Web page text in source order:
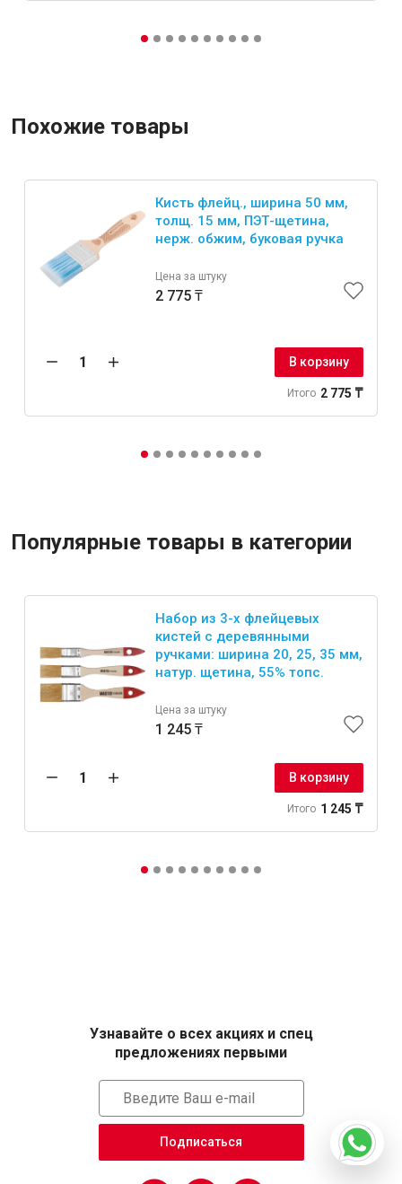
Похожие товары
Кисть флейц., ширина 50 мм,
толщ. 15 мм, ПЭТ-щетина,
нерж. обжим, буковая ручка
Цена за штуку
2 775 ₸
В корзину
Итого 2 775 ₸
Популярные товары в категории
Набор из 3-х флейцевых
кистей с деревянными
ручками: ширина 20, 25, 35 мм,
натур. щетина, 55% топс.
Цена за штуку
1 245 ₸
В корзину
Итого 1 245 ₸
Узнавайте о всех акциях и спец
предложениях первыми
Подписаться